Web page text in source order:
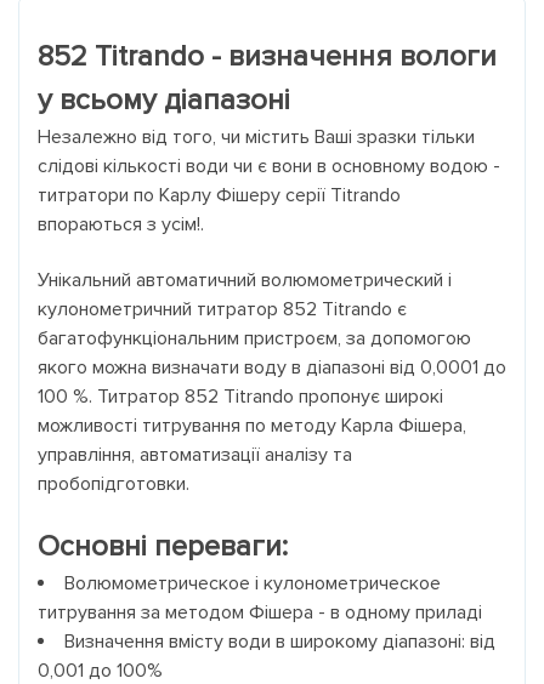
852 Titrando - визначення вологи
у всьому діапазоні
Незалежно від того, чи містить Ваші зразки тільки
слідові кількості води чи є вони в основному водою -
титратори по Карлу Фішеру серії Titrando
впораються з усім!.
Унікальний автоматичний волюмометрический і
кулонометричний титратор 852 Titrando є
багатофункціональним пристроєм, за допомогою
якого можна визначати воду в діапазоні від 0,0001 до
100 %. Титратор 852 Titrando пропонує широкі
можливості титрування по методу Карла Фішера,
управління, автоматизації аналізу та
пробопідготовки.
Основні переваги:
Волюмометрическое і кулонометрическое
титрування за методом Фішера - в одному приладі
Визначення вмісту води в широкому діапазоні: від
0,001 до 100%